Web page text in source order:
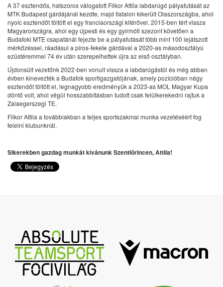
A 37 esztendős, hatszoros válogatott Filkor Attila labdarúgó pályafutását az
MTK Budapest gárdájánál kezdte, majd fiatalon kikerült Olaszországba, ahol
nyolc esztendőt töltött el egy franciaországi kitérővel. 2015-ben tért vissza
Magyarországra, ahol egy újpesti és egy gyirmóti szezont követően a
Budafoki MTE csapatánál fejezte be a pályafutását több mint 100 lejátszott
mérkőzéssel, ráadásul a piros-fekete gárdával a 2020-as másodosztályú
ezüstéremmel 74 év után szerepelhettek újra az első osztályban.
Újdonsült vezetőnk 2022-ben vonult vissza a labdarúgástól és még abban
évben kinevezték a Budafok sportigazgatójának, amely pozícióban négy
esztendőt töltött el, legnagyobb eredményük a 2023-as MOL Magyar Kupa
döntő volt, ahol végül hosszabbításban tudott csak felülkerekedni rajtuk a
Zalaegerszegi TE.
Filkor Attila a továbbiakban a teljes sportszakmai munka vezetéséért fog
felelni klubunknál.
Sikerekben gazdag munkát kívánunk Szentlőrincen, Attila!